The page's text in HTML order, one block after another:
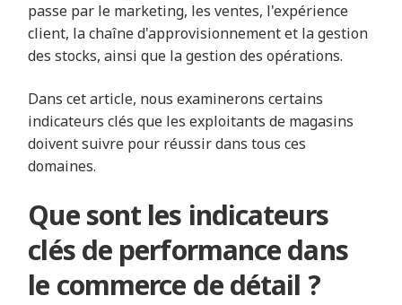
passe par le marketing, les ventes, l'expérience
client, la chaîne d'approvisionnement et la gestion
des stocks, ainsi que la gestion des opérations.
Dans cet article, nous examinerons certains
indicateurs clés que les exploitants de magasins
doivent suivre pour réussir dans tous ces
domaines.
Que sont les indicateurs
clés de performance dans
le commerce de détail ?